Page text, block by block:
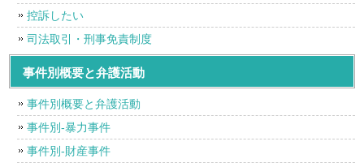
控訴したい
司法取引・刑事免責制度
事件別概要と弁護活動
事件別概要と弁護活動
事件別-暴力事件
事件別-財産事件